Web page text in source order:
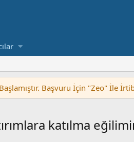
Başvuru İçin "Zeo" İle
katılma